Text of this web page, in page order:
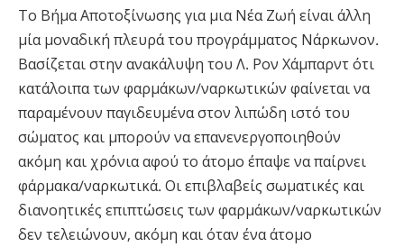
Το Βήμα Αποτοξίνωσης για μια Νέα Ζωή είναι άλλη
μία μοναδική πλευρά του προγράμματος Νάρκωνον.
Βασίζεται στην ανακάλυψη του Λ. Ρον Χάμπαρντ ότι
κατάλοιπα των φαρμάκων/ναρκωτικών φαίνεται να
παραμένουν παγιδευμένα στον λιπώδη ιστό του
σώματος και μπορούν να επανενεργοποιηθούν
ακόμη και χρόνια αφού το άτομο έπαψε να παίρνει
φάρμακα/ναρκωτικά. Οι επιβλαβείς σωματικές και
διανοητικές επιπτώσεις των φαρμάκων/ναρκωτικών
δεν τελειώνουν, ακόμη και όταν ένα άτομο